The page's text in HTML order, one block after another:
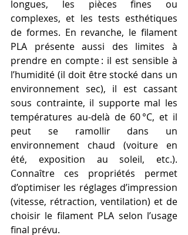
longues, les pièces fines ou
complexes, et les tests esthétiques
de formes. En revanche, le filament
PLA présente aussi des limites à
prendre en compte : il est sensible à
l’humidité (il doit être stocké dans un
environnement sec), il est cassant
sous contrainte, il supporte mal les
températures au-delà de 60 °C, et il
peut se ramollir dans un
environnement chaud (voiture en
été, exposition au soleil, etc.).
Connaître ces propriétés permet
d’optimiser les réglages d’impression
(vitesse, rétraction, ventilation) et de
choisir le filament PLA selon l’usage
final prévu.